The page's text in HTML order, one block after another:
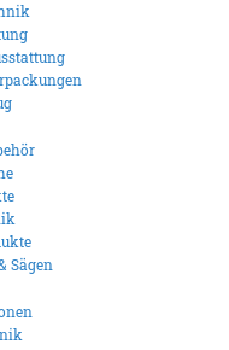
Sägen